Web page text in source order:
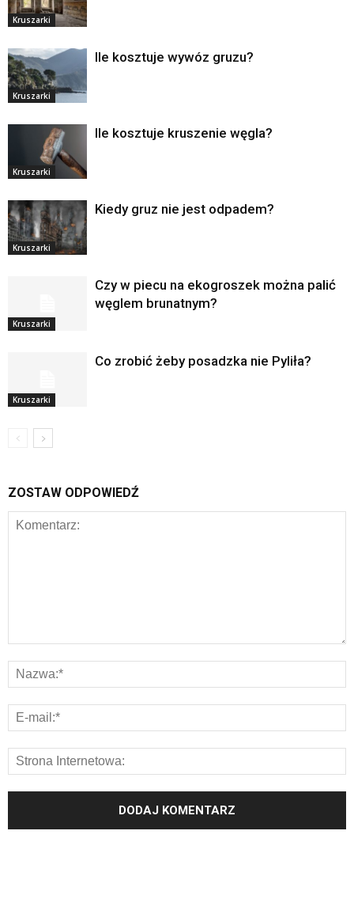
Kruszarki
Kruszarki
Ile kosztuje wywóz gruzu?
Kruszarki
Ile kosztuje kruszenie węgla?
Kruszarki
Kiedy gruz nie jest odpadem?
Kruszarki
Czy w piecu na ekogroszek można palić
węglem brunatnym?
Kruszarki
Co zrobić żeby posadzka nie Pyliła?
ZOSTAW ODPOWIEDŹ